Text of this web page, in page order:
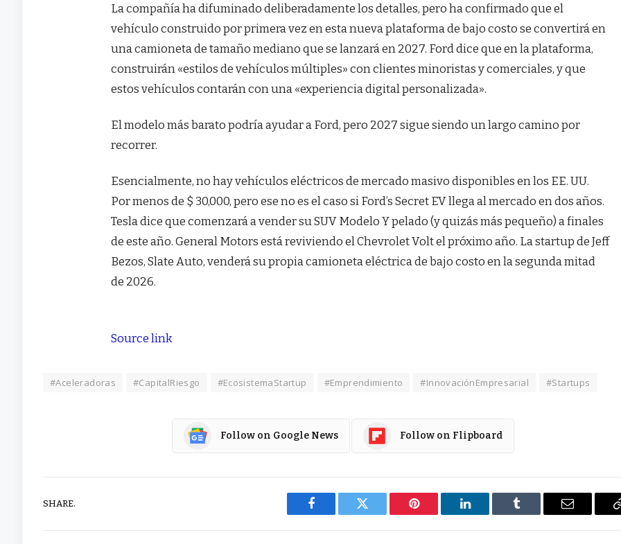
La compañía ha difuminado deliberadamente los detalles, pero ha confirmado que el
vehículo construido por primera vez en esta nueva plataforma de bajo costo se convertirá en
una camioneta de tamaño mediano que se lanzará en 2027. Ford dice que en la plataforma,
construirán «estilos de vehículos múltiples» con clientes minoristas y comerciales, y que
estos vehículos contarán con una «experiencia digital personalizada».
El modelo más barato podría ayudar a Ford, pero 2027 sigue siendo un largo camino por
recorrer.
Esencialmente, no hay vehículos eléctricos de mercado masivo disponibles en los EE. UU.
Por menos de $ 30,000, pero ese no es el caso si Ford’s Secret EV llega al mercado en dos años.
Tesla dice que comenzará a vender su SUV Modelo Y pelado (y quizás más pequeño) a finales
de este año. General Motors está reviviendo el Chevrolet Volt el próximo año. La startup de Jeff
Bezos, Slate Auto, venderá su propia camioneta eléctrica de bajo costo en la segunda mitad
de 2026.
Source link
#Aceleradoras #CapitalRiesgo #EcosistemaStartup #Emprendimiento #InnovaciónEmpresarial #Startups
Follow on Google News Follow on Flipboard
SHARE.
Facebook Twitter Pinterest LinkedIn Tumblr Email